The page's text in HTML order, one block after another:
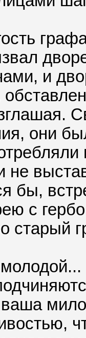
и
они
не
бы,
с
старый